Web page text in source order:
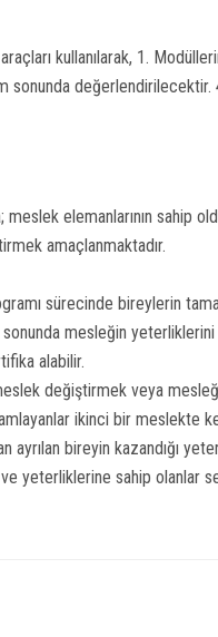
kullanılarak, 1.
sonunda
meslek elemanlarının sahip
amaçlanmaktadır.
sürecinde bireylerin
sonunda mesleğin
alabilir.
değiştirmek veya
ikinci bir meslekte
ayrılan bireyin kazandığı
yeterliklerine sahip olanlar